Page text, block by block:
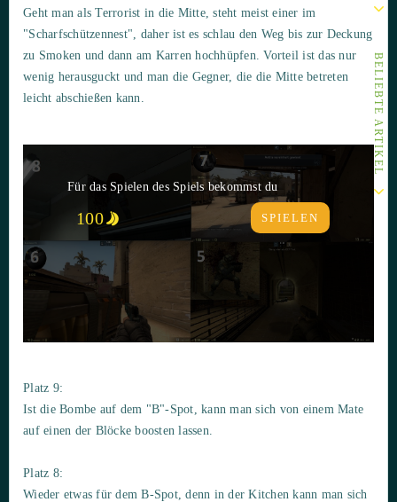
BELIEBTE ARTIKEL
Geht man als Terrorist in die Mitte, steht meist einer im
"Scharfschützennest", daher ist es schlau den Weg bis zur Deckung
zu Smoken und dann am Karren hochhüpfen. Vorteil ist das nur
wenig herausguckt und man die Gegner, die die Mitte betreten
leicht abschießen kann.
Für das Spielen des Spiels bekommst du
100 SPIELEN
Platz 9:
Ist die Bombe auf dem "B"-Spot, kann man sich von einem Mate
auf einen der Blöcke boosten lassen.
Platz 8:
Wieder etwas für dem B-Spot, denn in der Kitchen kann man sich